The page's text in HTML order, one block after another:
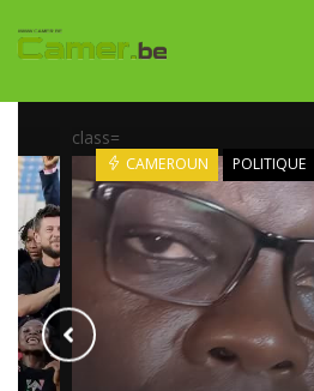
class=
CAMEROUN POLITIQUE